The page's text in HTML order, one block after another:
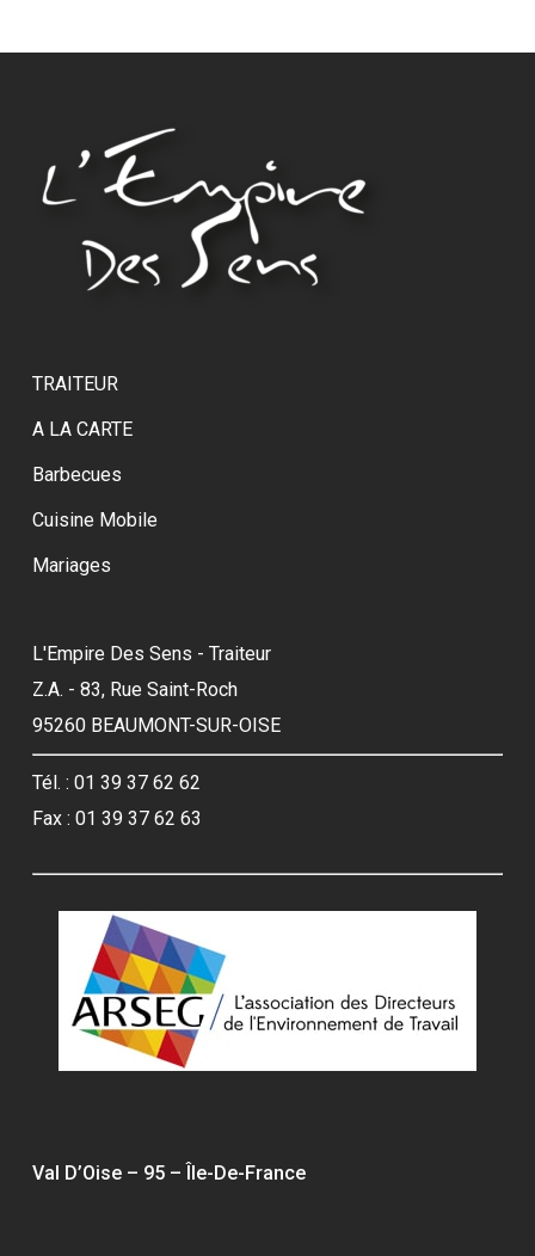
TRAITEUR
A LA CARTE
Barbecues
Cuisine Mobile
Mariages
L'Empire Des Sens - Traiteur
Z.A. - 83, Rue Saint-Roch
95260 BEAUMONT-SUR-OISE
Tél. : 01 39 37 62 62
Fax : 01 39 37 62 63
Val D’Oise – 95 – Île-De-France